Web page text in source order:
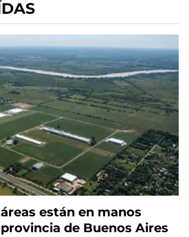
están en manos
de Buenos Aires